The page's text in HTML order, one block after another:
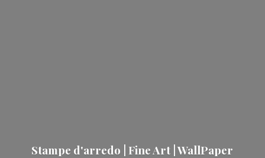
Stampe d'arredo | Fine Art | WallPaper